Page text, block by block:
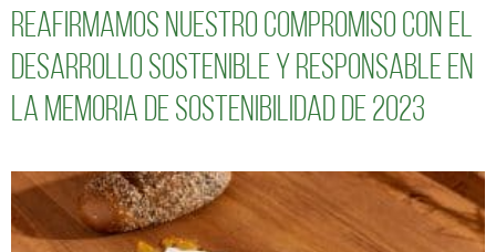
Reafirmamos nuestro compromiso con el
desarrollo sostenible y responsable en
la Memoria de Sostenibilidad de 2023